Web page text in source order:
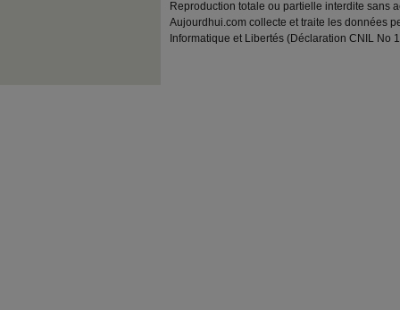
Reproduction totale ou partielle interdite sans
Aujourdhui.com collecte et traite les données
Informatique et Libertés (Déclaration CNIL No